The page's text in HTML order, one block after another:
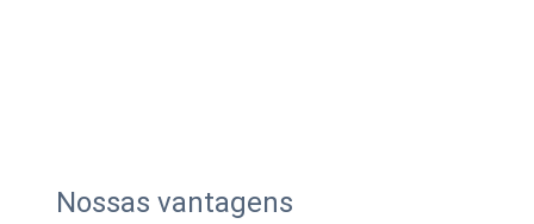
Nossas vantagens